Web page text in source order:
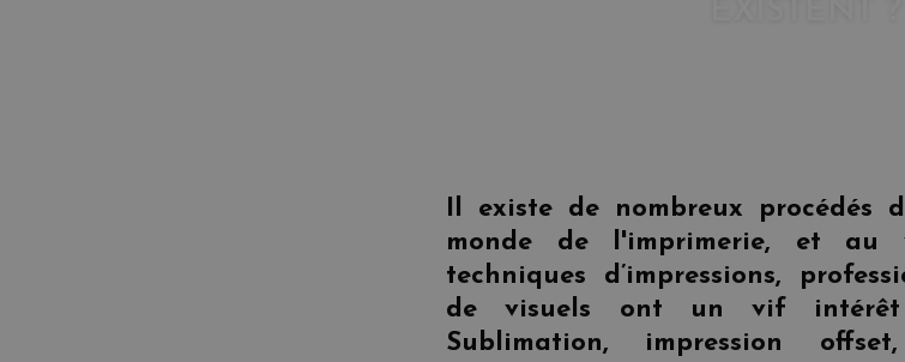
Il existe de nombreux procédés
monde de l'imprimerie, et au
techniques d’impressions,
de visuels ont un vif
Sublimation, impression